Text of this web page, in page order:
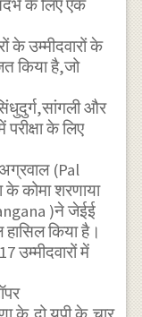
के लिए एक
के उम्मीदवारों के
किया है,जो
और
परीक्षा के लिए
(Pal
कोमा शरणाया
)ने जेईई
किया है।
में